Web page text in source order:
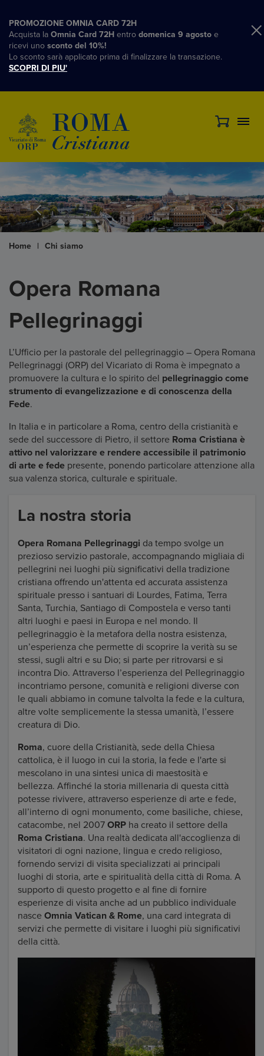
PROMOZIONE OMNIA CARD 72H
Acquista la Omnia Card 72H entro domenica 9 agosto e
ricevi uno sconto del 10%!
Lo sconto sarà applicato prima di finalizzare la transazione.
SCOPRI DI PIU'
Home | Chi siamo
Opera Romana
Pellegrinaggi
L’Ufficio per la pastorale del pellegrinaggio – Opera Romana
Pellegrinaggi (ORP) del Vicariato di Roma è impegnato a
promuovere la cultura e lo spirito del pellegrinaggio come
strumento di evangelizzazione e di conoscenza della
Fede.
In Italia e in particolare a Roma, centro della cristianità e
sede del successore di Pietro, il settore Roma Cristiana è
attivo nel valorizzare e rendere accessibile il patrimonio
di arte e fede presente, ponendo particolare attenzione alla
sua valenza storica, culturale e spirituale.
La nostra storia
Opera Romana Pellegrinaggi da tempo svolge un
prezioso servizio pastorale, accompagnando migliaia di
pellegrini nei luoghi più significativi della tradizione
cristiana offrendo un'attenta ed accurata assistenza
spirituale presso i santuari di Lourdes, Fatima, Terra
Santa, Turchia, Santiago di Compostela e verso tanti
altri luoghi e paesi in Europa e nel mondo. Il
pellegrinaggio è la metafora della nostra esistenza,
un’esperienza che permette di scoprire la verità su se
stessi, sugli altri e su Dio; si parte per ritrovarsi e si
incontra Dio. Attraverso l’esperienza del Pellegrinaggio
incontriamo persone, comunità e religioni diverse con
le quali abbiamo in comune talvolta la fede e la cultura,
altre volte semplicemente la stessa umanità, l’essere
creatura di Dio.
Roma, cuore della Cristianità, sede della Chiesa
cattolica, è il luogo in cui la storia, la fede e l'arte si
mescolano in una sintesi unica di maestosità e
bellezza. Affinché la storia millenaria di questa città
potesse rivivere, attraverso esperienze di arte e fede,
all’interno di ogni monumento, come basiliche, chiese,
catacombe, nel 2007 ORP ha creato il settore della
Roma Cristiana. Una realtà dedicata all'accoglienza di
visitatori di ogni nazione, lingua e credo religioso,
fornendo servizi di visita specializzati ai principali
luoghi di storia, arte e spiritualità della città di Roma. A
supporto di questo progetto e al fine di fornire
esperienze di visita anche ad un pubblico individuale
nasce Omnia Vatican & Rome, una card integrata di
servizi che permette di visitare i luoghi più significativi
della città.